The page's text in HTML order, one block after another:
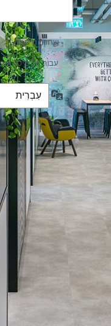
שחזור סיסמה
עבור אל מיכל אור
שפה